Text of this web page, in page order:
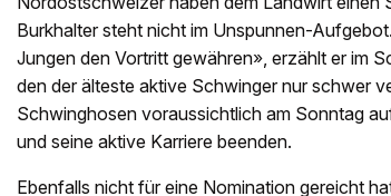
Burkhalter steht nicht im Unspunnen-
Jungen den Vortritt gewähren», erzählt er im
den der älteste aktive Schwinger nur schwer
Schwinghosen voraussichtlich am Sonntag
und seine aktive Karriere beenden.
Ebenfalls nicht für eine Nomination gereicht